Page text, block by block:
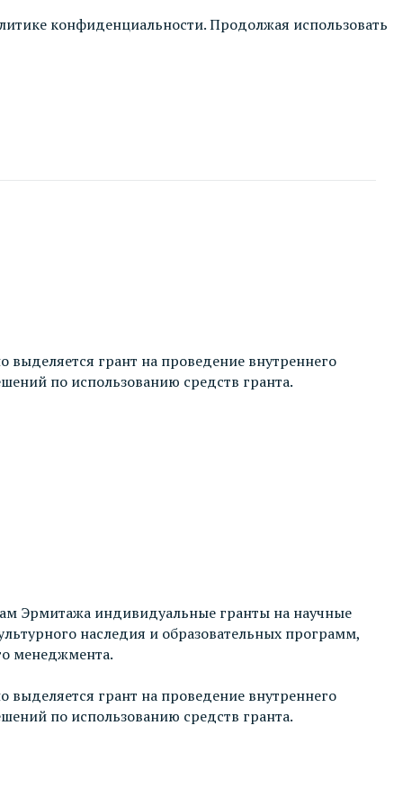
конфиденциальности. Продолжая использовать
грант на проведение внутреннего
по использованию средств гранта.
Эрмитажа индивидуальные гранты на научные
наследия и образовательных программ,
менеджмента.
грант на проведение внутреннего
по использованию средств гранта.